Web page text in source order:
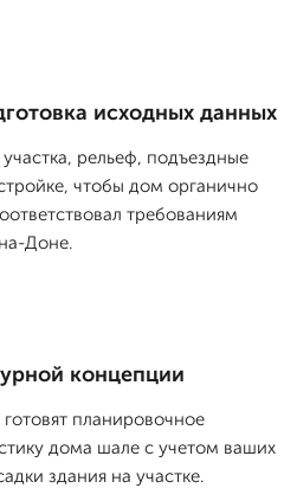
исходных данных
рельеф, подъездные
чтобы дом органично
требованиям
Доне.
концепции
планировочное
дома шале с учетом ваших
здания на участке.